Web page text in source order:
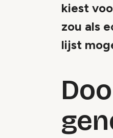
kiest
zou als
lijst